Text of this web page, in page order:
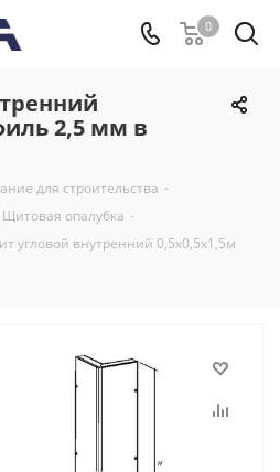
0
2,5 мм в
для строительства -
Щитовая опалубка -
угловой внутренний 0,5х0,5х1,5м